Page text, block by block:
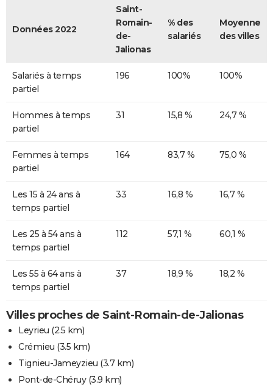
Données 2022
Saint-
Romain-
de-
Jalionas
% des
salariés
Moyenne
des villes
Salariés à temps
partiel
196 100% 100%
Hommes à temps
partiel
31 15,8 % 24,7 %
Femmes à temps
partiel
164 83,7 % 75,0 %
Les 15 à 24 ans à
temps partiel
33 16,8 % 16,7 %
Les 25 à 54 ans à
temps partiel
112 57,1 % 60,1 %
Les 55 à 64 ans à
temps partiel
37 18,9 % 18,2 %
Villes proches de Saint-Romain-de-Jalionas
Leyrieu (2.5 km)
Crémieu (3.5 km)
Tignieu-Jameyzieu (3.7 km)
Pont-de-Chéruy(3.9 km)